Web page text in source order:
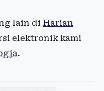
lain di Harian
elektronik kami
.